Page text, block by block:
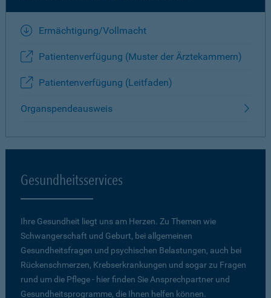
Ermächtigung/Vollmacht
Patientenverfügung (Muster der Ärztekammern)
Patientenverfügung (Leitfaden)
Organspendeausweis
Gesundheitsservices
Ihre Gesundheit liegt uns am Herzen. Zu Themen wie
Schwangerschaft und Geburt, bei allgemeinen
Gesundheitsfragen und psychischen Belastungen, auch bei
Rückenschmerzen, Krebserkrankungen und sogar zu Fragen
rund um die Pflege - hier finden Sie Ansprechpartner und
Gesundheitsprogramme, die Ihnen helfen können.